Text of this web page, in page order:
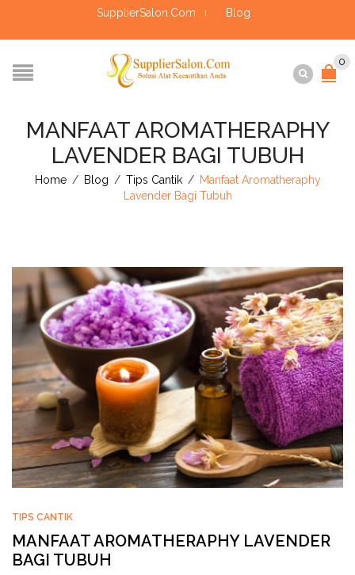
SupplierSalon.Com Blog
0
MANFAAT AROMATHERAPHY
LAVENDER BAGI TUBUH
Home / Blog / Tips Cantik / Manfaat Aromatheraphy
Lavender Bagi Tubuh
TIPS CANTIK
MANFAAT AROMATHERAPHY LAVENDER
BAGI TUBUH